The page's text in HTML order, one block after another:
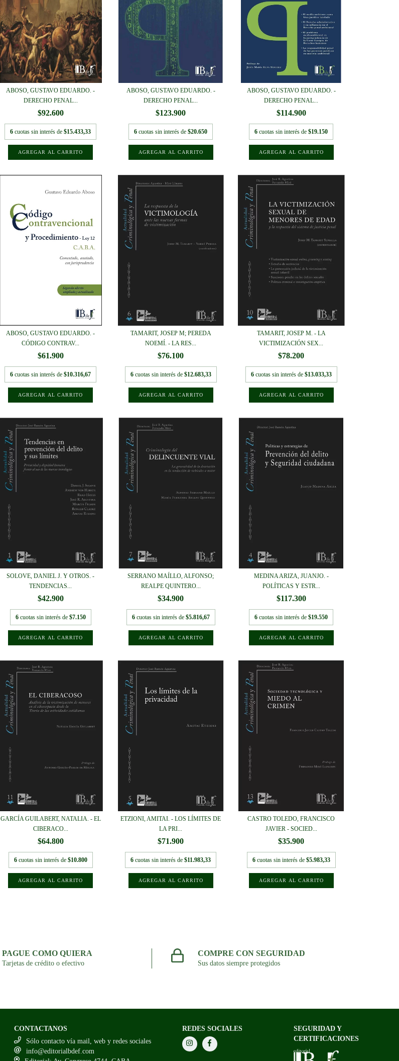
ABOSO, GUSTAVO EDUARDO. -
DERECHO PENAL...
$92.600
6 cuotas sin interés de$15.433,33
ABOSO, GUSTAVO EDUARDO. -
DERECHO PENAL...
$123.900
6 cuotas sin interés de$20.650
ABOSO, GUSTAVO EDUARDO. -
DERECHO PENAL...
$114.900
6 cuotas sin interés de$19.150
ABOSO, GUSTAVO EDUARDO. -
CÓDIGO CONTRAV...
$61.900
6 cuotas sin interés de$10.316,67
TAMARIT, JOSEP M; PEREDA
NOEMÍ. - LA RES...
$76.100
6 cuotas sin interés de $12.683,33
TAMARIT, JOSEP M. - LA
VICTIMIZACIÓN SEX...
$78.200
6 cuotas sin interés de $13.033,33
SOLOVE, DANIEL J. Y OTROS. -
TENDENCIAS...
$42.900
6 cuotas sin interés de $7.150
SERRANO MAÍLLO, ALFONSO;
REALPE QUINTERO...
$34.900
6 cuotas sin interés de $5.816,67
MEDINA ARIZA, JUANJO. -
POLÍTICAS Y ESTR...
$117.300
6 cuotas sin interés de$19.550
GARCÍA GUILABERT, NATALIA. - EL
CIBERACO...
$64.800
6 cuotas sin interés de $10.800
ETZIONI, AMITAI. - LOS LÍMITES DE
LA PRI...
$71.900
6 cuotas sin interés de$11.983,33
CASTRO TOLEDO, FRANCISCO
JAVIER - SOCIED...
$35.900
6 cuotas sin interés de $5.983,33
PAGUE COMO QUIERA
Tarjetas de crédito o efectivo
COMPRE CON SEGURIDAD
Sus datos siempre protegidos
CONTACTANOS
Sólo contacto vía mail, web y redes sociales
info@editorialbdef.com
REDES SOCIALES
SEGURIDAD Y
CERTIFICACIONES